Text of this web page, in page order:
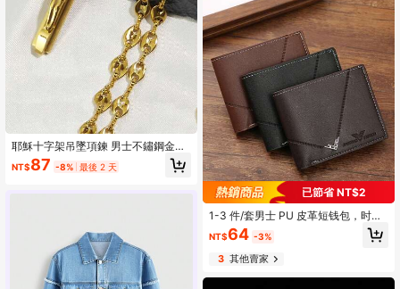
耶穌十字架吊墜項鍊 男士不鏽鋼金銀
色基督咖啡豆鍊飾 十字架時尚配件 情
侶禮物
NT$87 -8% 最後 2 天
已節省 NT$2
1-3 件/套男士 PU 皮革短钱包，时尚
格子软钱包，大容量多卡槽，可存放
大额钞票，简易硬币袋，信用卡银行
卡身份证照片槽，商务休闲风格，是
男士生日或伴侣的理想礼物，男士青
春时尚风格适合青少年夏季休闲户外
NT$64 -3%
3其他賣家